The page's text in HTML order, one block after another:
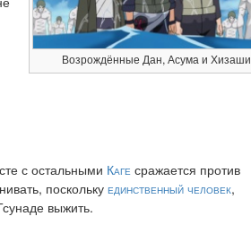
Возрождённые Дан, Асума и Хизаши
с остальными Кагесражается против
поскольку единственный человек,
выжить.